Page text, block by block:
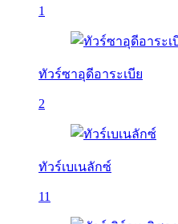
1
ทัวร์ซาอุดีอาระเบีย
2
ทัวร์เบเนลักซ์
11